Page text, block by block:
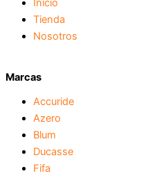
Inicio
Tienda
Nosotros
Marcas
Accuride
Azero
Blum
Ducasse
Fifa